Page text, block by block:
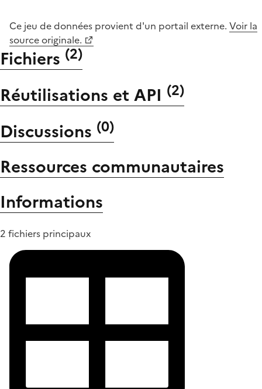
Ce jeu de données provient d'un portail externe. Voir la
source originale.
Fichiers (2)
Réutilisations et API (2)
Discussions (0)
Ressources communautaires
Informations
2 fichiers principaux